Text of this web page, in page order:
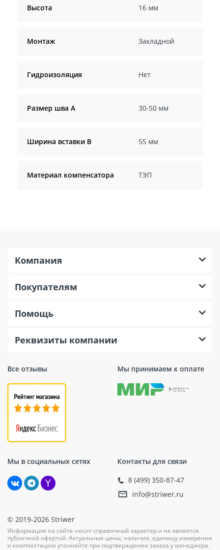
Высота 16 мм
Монтаж Закладной
Гидроизоляция Нет
Размер шва A 30-50 мм
Ширина вставки B 55 мм
Материал компенсатора ТЭП
Все отзывы Мы принимаем к оплате
Мы в социальных сетях Контакты для связи
8 (499) 350-87-47
info@striwer.ru
Компания
Покупателям
Помощь
Реквизиты компании
© 2019-2026 Striwer
Информация на сайте носит справочный характер и не является
публичной офертой. Актуальные цены, наличие, единицу измерения
и комплектацию уточняйте при подтверждении заказа у менеджера.